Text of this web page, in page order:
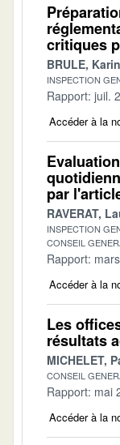
critiques
BRULE,
INSPECTION
Rapport: juil.
Accéder à la
par
RAVERAT,
INSPECTION
CONSEIL
Rapport:
Accéder à la
Les
résultats
MICHELET,
CONSEIL
Rapport: mai
Accéder à la